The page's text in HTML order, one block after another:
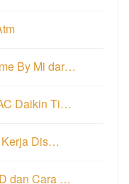
By Mi dar…
Daikin Ti…
Kerja Dis…
dan Cara …